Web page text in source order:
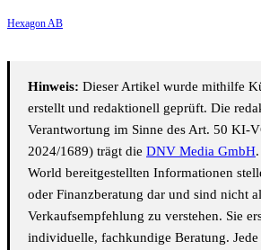
Hexagon AB
Hinweis: Dieser Artikel wurde mithilfe
erstellt und redaktionell geprüft. Die
Verantwortung im Sinne des Art. 50 KI-
2024/1689) trägt die DNV Media GmbH
World bereitgestellten Informationen
oder Finanzberatung dar und sind nicht
Verkaufsempfehlung zu verstehen. Sie
individuelle, fachkundige Beratung.